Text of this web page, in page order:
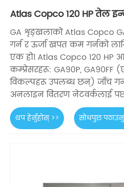
Atlas Copco 120 HP तेल
GA शृङ्खलाको Atlas Copco
गर्न र ऊर्जा खपत कम गर्नको
एक हो। Atlas Copco 120
कम्प्रेसरहरू: GA90P,
विकल्पहरू उपलब्ध छन्) जाँच गर्न
अनलाइन वितरण नेटवर्कलाई
थप हेर्नुहोस् >> सोधपुछ